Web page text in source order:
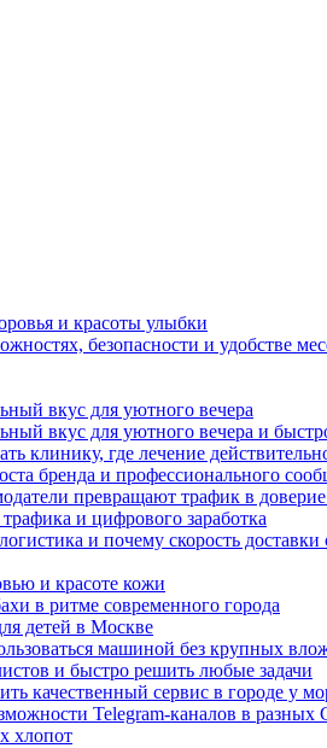
и красоты улыбки
безопасности и удобстве
вкус для уютного вечера
вкус для уютного вечера и
клинику, где лечение
бренда и профессионального
превращают трафик в
и цифрового заработка
и почему скорость
и красоте кожи
в ритме современного города
детей в Москве
машиной без крупных
и быстро решить любые задачи
качественный сервис в городе у
Telegram-каналов в разных
хлопот